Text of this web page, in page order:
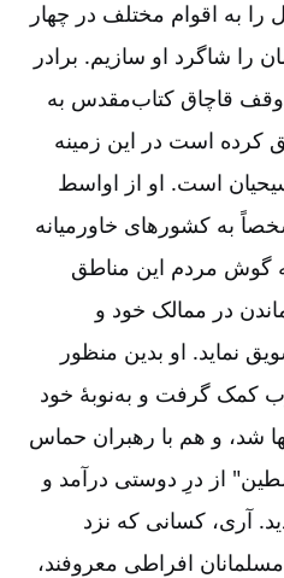
را به اقوام مختلف در چهار
را شاگرد او سازیم. برادر
وقف قاچاق کتاب‌مقدس به
است در این زمینه
است. او از اواسط
شخصاً به کشورهای خاورمیانه
گوش مردم این مناطق
در ممالک خود و
نماید. او بدین منظور
کمک گرفت و به‌نوبۀ خود
شد، و هم با رهبران حماس
از درِ دوستی درآمد و
آری، کسانی که نزد
افراطی معروفند،